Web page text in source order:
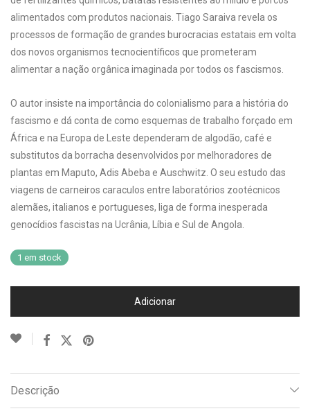
alimentados com produtos nacionais. Tiago Saraiva revela os
processos de formação de grandes burocracias estatais em volta
dos novos organismos tecnocientíficos que prometeram
alimentar a nação orgânica imaginada por todos os fascismos.
O autor insiste na importância do colonialismo para a história do
fascismo e dá conta de como esquemas de trabalho forçado em
África e na Europa de Leste dependeram de algodão, café e
substitutos da borracha desenvolvidos por melhoradores de
plantas em Maputo, Adis Abeba e Auschwitz. O seu estudo das
viagens de carneiros caraculos entre laboratórios zootécnicos
alemães, italianos e portugueses, liga de forma inesperada
genocídios fascistas na Ucrânia, Líbia e Sul de Angola.
1 em stock
Adicionar
Descrição